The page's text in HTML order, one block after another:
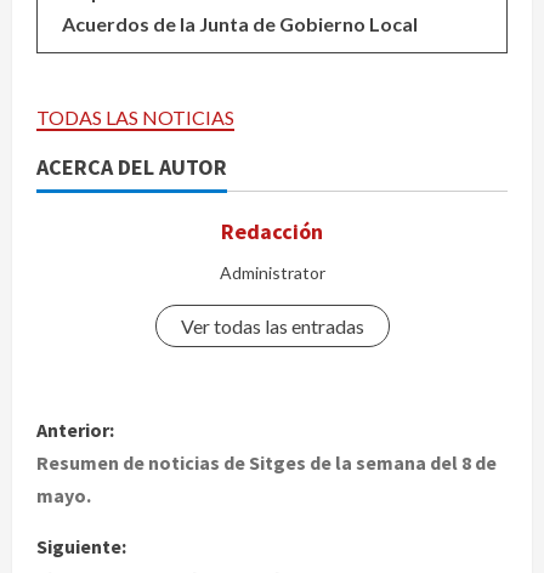
Acuerdos de la Junta de Gobierno Local
TODAS LAS NOTICIAS
ACERCA DEL AUTOR
Redacción
Administrator
Ver todas las entradas
N
a
Anterior:
Resumen de noticias de Sitges de la semana del 8 de
mayo.
Siguiente: